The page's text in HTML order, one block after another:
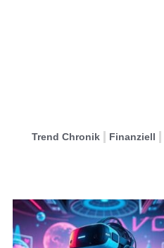
Trend Chronik Finanziell